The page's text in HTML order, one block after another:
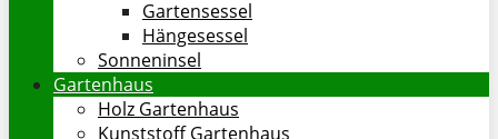
Gartensessel
Hängesessel
Sonneninsel
Gartenhaus
Holz Gartenhaus
Kunststoff Gartenhaus